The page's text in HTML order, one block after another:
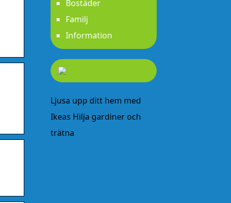
Bostäder
Familj
Information
Ljusa upp ditt hem med
Ikeas Hilja gardiner och
trätna